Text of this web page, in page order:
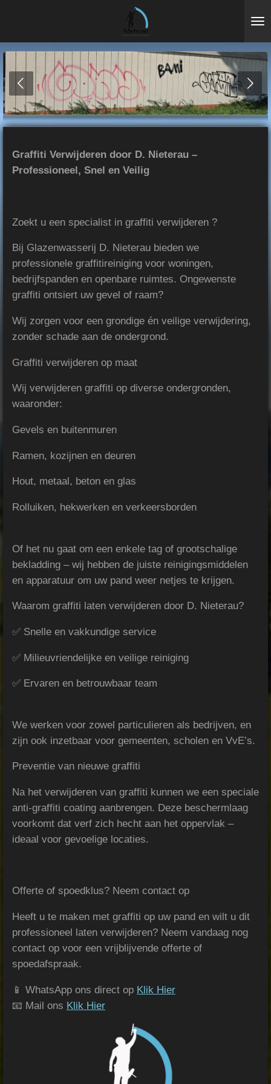
naar
hoofdinhoud
Graffiti Verwijderen door D. Nieterau –
Professioneel, Snel en Veilig
Zoekt u een specialist in graffiti verwijderen ?
Bij Glazenwasserij D. Nieterau bieden we
professionele graffitireiniging voor woningen,
bedrijfspanden en openbare ruimtes. Ongewenste
graffiti ontsiert uw gevel of raam?
Wij zorgen voor een grondige én veilige verwijdering,
zonder schade aan de ondergrond.
Graffiti verwijderen op maat
Wij verwijderen graffiti op diverse ondergronden,
waaronder:
Gevels en buitenmuren
Ramen, kozijnen en deuren
Hout, metaal, beton en glas
Rolluiken, hekwerken en verkeersborden
Of het nu gaat om een enkele tag of grootschalige
bekladding – wij hebben de juiste reinigingsmiddelen
en apparatuur om uw pand weer netjes te krijgen.
Waarom graffiti laten verwijderen door D. Nieterau?
✅ Snelle en vakkundige service
✅ Milieuvriendelijke en veilige reiniging
✅ Ervaren en betrouwbaar team
We werken voor zowel particulieren als bedrijven, en
zijn ook inzetbaar voor gemeenten, scholen en VvE’s.
Preventie van nieuwe graffiti
Na het verwijderen van graffiti kunnen we een speciale
anti-graffiti coating aanbrengen. Deze beschermlaag
voorkomt dat verf zich hecht aan het oppervlak –
ideaal voor gevoelige locaties.
Offerte of spoedklus? Neem contact op
Heeft u te maken met graffiti op uw pand en wilt u dit
professioneel laten verwijderen? Neem vandaag nog
contact op voor een vrijblijvende offerte of
spoedafspraak.
📱 WhatsApp ons direct op Klik Hier
📧 Mail ons Klik Hier